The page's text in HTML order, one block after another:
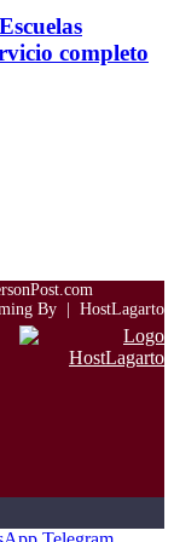
completo
By | HostLagarto